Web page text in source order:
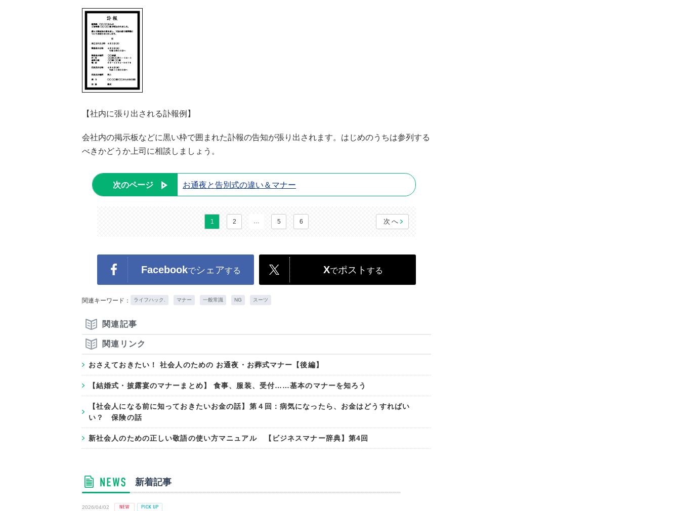
【社内に張り出される訃報例】
会社内の掲示板などに黒い枠で囲まれた訃報の告知が張り出されます。はじめのうちは参列する
べきかどうか上司に相談しましょう。
次のページ お通夜と告別式の違い＆マナー
1 2 … 5 6 次へ
Facebookでシェアする Xでポスト する
関連キーワード： ライフハック. マナー 一般常識 NG スーツ
関連記事
関連リンク
おさえておきたい！ 社会人のための お通夜・お葬式マナー【後編】
【結婚式・披露宴のマナーまとめ】 食事、服装、受付……基本のマナーを知ろう
【社会人になる前に知っておきたいお金の話】第４回：病気になったら、お金はどうすればい
い？ 保険の話
新社会人のための正しい敬語の使い方マニュアル 【ビジネスマナー辞典】第4回
新着記事
2026/04/02